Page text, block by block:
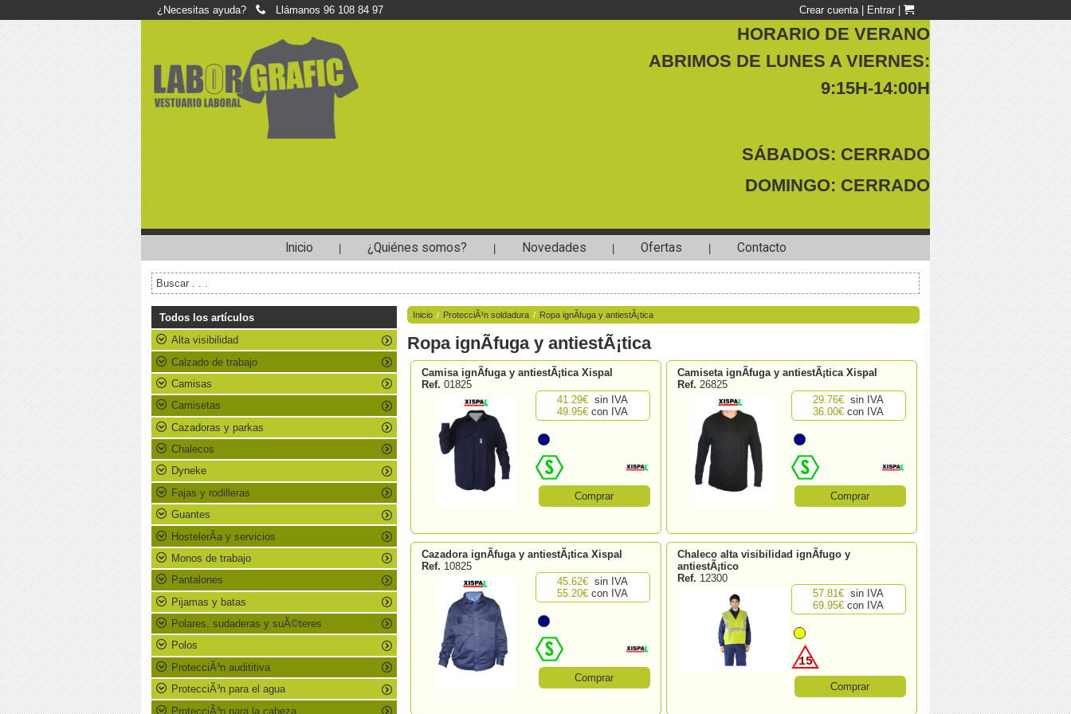
¿Necesitas ayuda? Llámanos 96 108 84 97 Crear cuenta| Entrar
HORARIO DE VERANO
ABRIMOS DE LUNES A VIERNES:
9:15H-14:00H
SÁBADOS: CERRADO
DOMINGO: CERRADO
Inicio ¿Quiénes somos? Novedades Ofertas Contacto
Todos los artículos
Alta visibilidad
Calzado de trabajo
Camisas
Camisetas
Cazadoras y parkas
Chalecos
Dyneke
Fajas y rodilleras
Guantes
HostelerÃ­a y servicios
Monos de trabajo
Pantalones
Pijamas y batas
Polares, sudaderas y suÃ©teres
Polos
ProtecciÃ³n audititiva
ProtecciÃ³n para el agua
ProtecciÃ³n para la cabeza
Inicio / ProtecciÃ³n soldadura / Ropa ignÃ­fuga y antiestÃ¡tica
Ropa ignÃ­fuga y antiestÃ¡tica
Camisa ignÃ­fuga y antiestÃ¡tica Xispal
Ref. 01825
41.29€ sin IVA
49.95€ con IVA
Comprar
Camiseta ignÃ­fuga y antiestÃ¡tica Xispal
Ref. 26825
29.76€ sin IVA
36.00€ con IVA
Comprar
Cazadora ignÃ­fuga y antiestÃ¡tica Xispal
Ref. 10825
45.62€ sin IVA
55.20€ con IVA
Comprar
Chaleco alta visibilidad ignÃ­fugo y
antiestÃ¡tico
Ref. 12300
57.81€ sin IVA
69.95€ con IVA
15
Comprar